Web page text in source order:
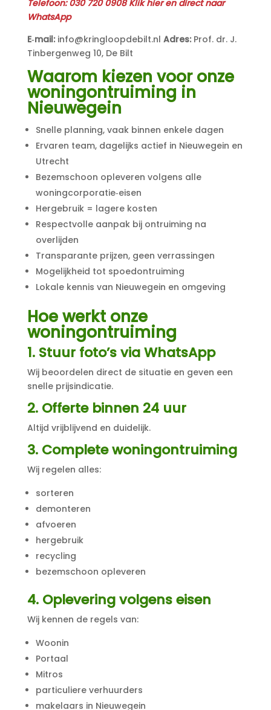
Telefoon:030 720 0908 Klik hier en direct naar
WhatsApp
E‑mail:info@kringloopdebilt.nl Adres:Prof. dr. J.
Tinbergenweg 10, De Bilt
Waarom kiezen voor onze
woningontruiming in
Nieuwegein
Snelle planning, vaak binnen enkele dagen
Ervaren team, dagelijks actief in Nieuwegein en
Utrecht
Bezemschoon opleveren volgens alle
woningcorporatie‑eisen
Hergebruik = lagere kosten
Respectvolle aanpak bij ontruiming na
overlijden
Transparante prijzen, geen verrassingen
Mogelijkheid tot spoedontruiming
Lokale kennis van Nieuwegein en omgeving
Hoe werkt onze
woningontruiming
1. Stuur foto’s via WhatsApp
Wij beoordelen direct de situatie en geven een
snelle prijsindicatie.
2. Offerte binnen 24 uur
Altijd vrijblijvend en duidelijk.
3. Complete woningontruiming
Wij regelen alles:
sorteren
demonteren
afvoeren
hergebruik
recycling
bezemschoon opleveren
4. Oplevering volgens eisen
Wij kennen de regels van:
Woonin
Portaal
Mitros
particuliere verhuurders
makelaars in Nieuwegein